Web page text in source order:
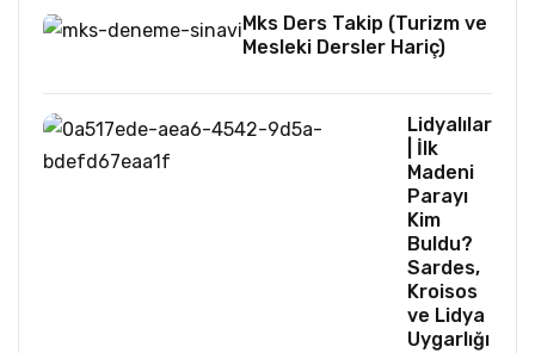
Mks Ders Takip (Turizm ve
Mesleki Dersler Hariç)
Lidyalılar
| İlk
Madeni
Parayı
Kim
Buldu?
Sardes,
Kroisos
ve Lidya
Uygarlığı